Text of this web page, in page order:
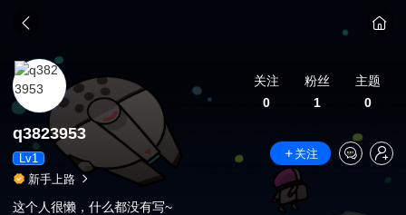
关注
0
粉丝
1
主题
0
q3823953
Lv1
关注
新手上路
这个人很懒，什么都没有写~